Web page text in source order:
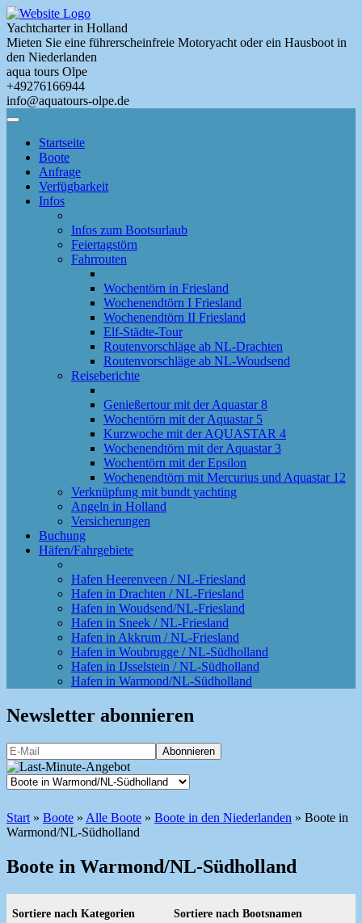
Skip
to
main
content
Yachtcharter in Holland
Mieten Sie eine führerscheinfreie Motoryacht oder ein Hausboot in
den Niederlanden
aqua tours Olpe
+49276166944
info@aquatours-olpe.de
Toggle
Startseite
Boote
Anfrage
Verfügbarkeit
Infos
Infos zum Bootsurlaub
Feiertagstörn
Fahrrouten
Wochentörn in Friesland
Wochenendtörn I Friesland
Wochenendtörn II Friesland
Elf-Städte-Tour
Routenvorschläge ab NL-Drachten
Routenvorschläge ab NL-Woudsend
Reiseberichte
Genießertour mit der Aquastar 8
Wochentörn mit der Aquastar 5
Kurzwoche mit der AQUASTAR 4
Wochenendtörn mit der Aquastar 3
Wochentörn mit der Epsilon
Wochenendtörn mit Mercurius und Aquastar 12
Verknüpfung mit bundt yachting
Angeln in Holland
Versicherungen
Buchung
Häfen/Fahrgebiete
Hafen Heerenveen / NL-Friesland
Hafen in Drachten / NL-Friesland
Hafen in Woudsend/NL-Friesland
Hafen in Sneek / NL-Friesland
Hafen in Akkrum / NL-Friesland
Hafen in Woubrugge / NL-Südholland
Hafen in IJsselstein / NL-Südholland
Hafen in Warmond/NL-Südholland
Newsletter abonnieren
Start » Boote » Alle Boote » Boote in den Niederlanden » Boote in
Warmond/NL-Südholland
Boote in Warmond/NL-Südholland
Sortiere nach Kategorien Sortiere nach Bootsnamen